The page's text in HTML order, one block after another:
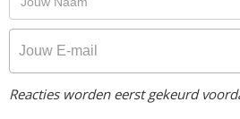
Reacties worden eerst gekeurd